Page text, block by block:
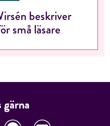
beskriver
små läsare
gärna